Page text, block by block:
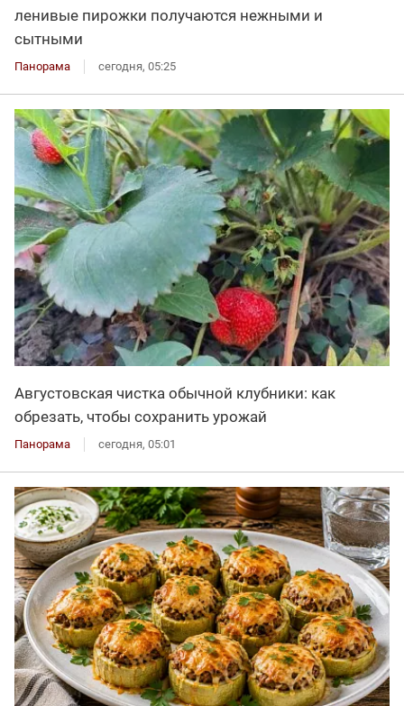
ленивые пирожки получаются нежными и
сытными
Панорама сегодня, 05:25
Августовская чистка обычной клубники: как
обрезать, чтобы сохранить урожай
Панорама сегодня, 05:01